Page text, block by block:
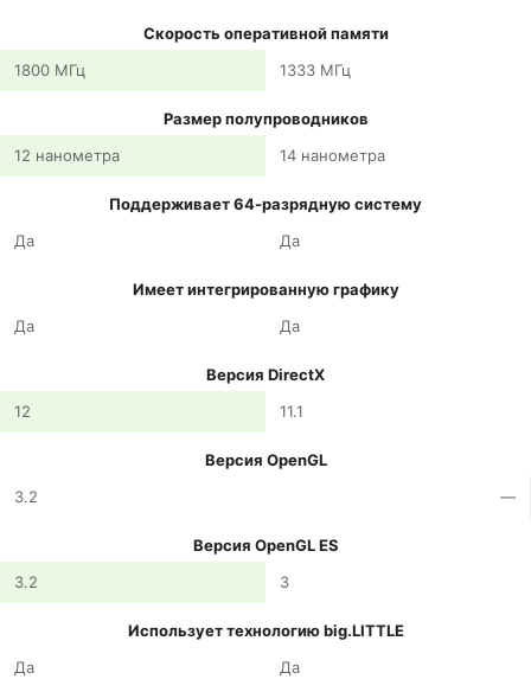
Скорость оперативной памяти
1800 МГц
1333 МГц
Размер полупроводников
12 нанометра
14 нанометра
Поддерживает 64-разрядную систему
Да
Да
Имеет интегрированную графику
Да
Да
Версия DirectX
12
11.1
Версия OpenGL
3.2
—
Версия OpenGL ES
3.2
3
Использует технологию big.LITTLE
Да
Да